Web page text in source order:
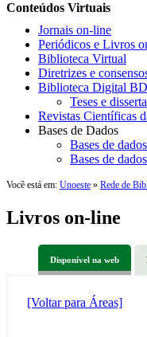
Conteúdos Virtuais
Jornais on-line
Periódicos e Livros
Biblioteca Virtual
Diretrizes e
Biblioteca Digital
Teses e
Revistas Científicas
Bases de Dados
Bases de
Bases de
Você está em: Unoeste » Rede de
Livros on-line
Disponível na web
[Voltar para Áreas]